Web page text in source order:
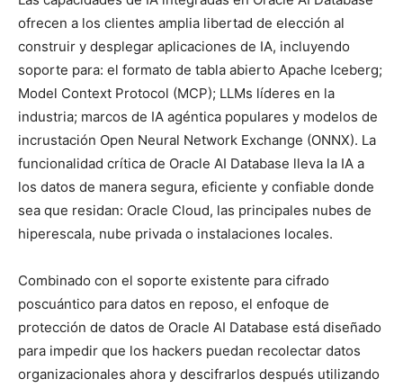
ofrecen a los clientes amplia libertad de elección al
construir y desplegar aplicaciones de IA, incluyendo
soporte para: el formato de tabla abierto Apache Iceberg;
Model Context Protocol (MCP); LLMs líderes en la
industria; marcos de IA agéntica populares y modelos de
incrustación Open Neural Network Exchange (ONNX). La
funcionalidad crítica de Oracle AI Database lleva la IA a
los datos de manera segura, eficiente y confiable donde
sea que residan: Oracle Cloud, las principales nubes de
hiperescala, nube privada o instalaciones locales.
Combinado con el soporte existente para cifrado
poscuántico para datos en reposo, el enfoque de
protección de datos de Oracle AI Database está diseñado
para impedir que los hackers puedan recolectar datos
organizacionales ahora y descifrarlos después utilizando